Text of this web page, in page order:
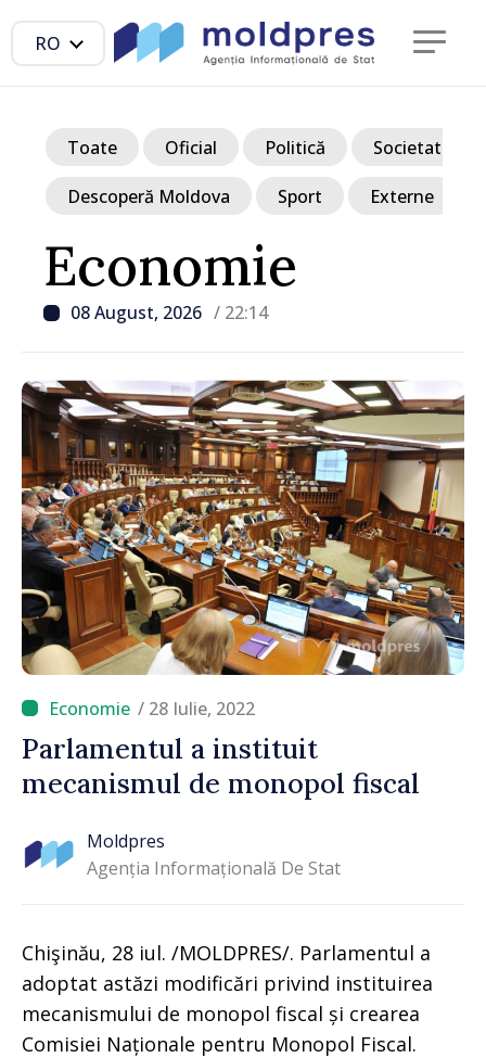
RO
Economie
08 August, 2026 / 22:14
Toate Oficial Politică Societate
Descoperă Moldova Sport Externe
/ 28 Iulie, 2022
Parlamentul a instituit
mecanismul de monopol fiscal
Moldpres
Agenția Informațională De Stat
Chişinău, 28 iul. /MOLDPRES/. Parlamentul a
adoptat astăzi modificări privind instituirea
mecanismului de monopol fiscal și crearea
Comisiei Naționale pentru Monopol Fiscal.